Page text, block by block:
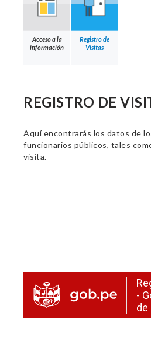
Acceso a la
información
Registro de
Visitas
REGISTRO DE
Aquí encontrarás los datos de
funcionarios públicos, tales
visita.